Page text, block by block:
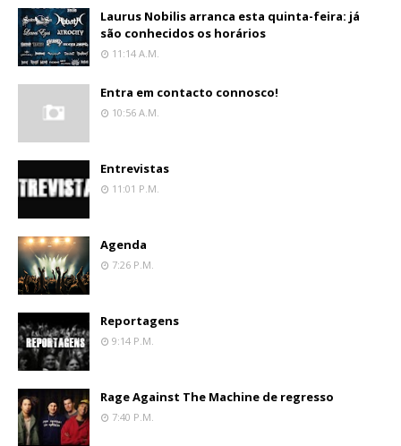
Laurus Nobilis arranca esta quinta-feira: já
são conhecidos os horários
11:14 A.m.
Entra em contacto connosco!
10:56 A.m.
Entrevistas
11:01 P.m.
Agenda
7:26 P.m.
Reportagens
9:14 P.m.
Rage Against The Machine de regresso
7:40 P.m.